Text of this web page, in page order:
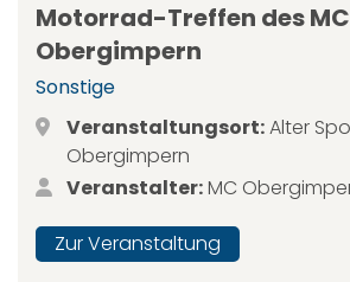
Motorrad-Treffen des MC
Obergimpern
Sonstige
Veranstaltungsort:Alter
Obergimpern
Veranstalter:MC
Zur Veranstaltung